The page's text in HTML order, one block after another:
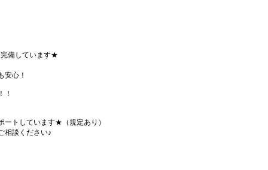
備しています★
安心！
！
ートしています★（規定あり）
相談ください♪